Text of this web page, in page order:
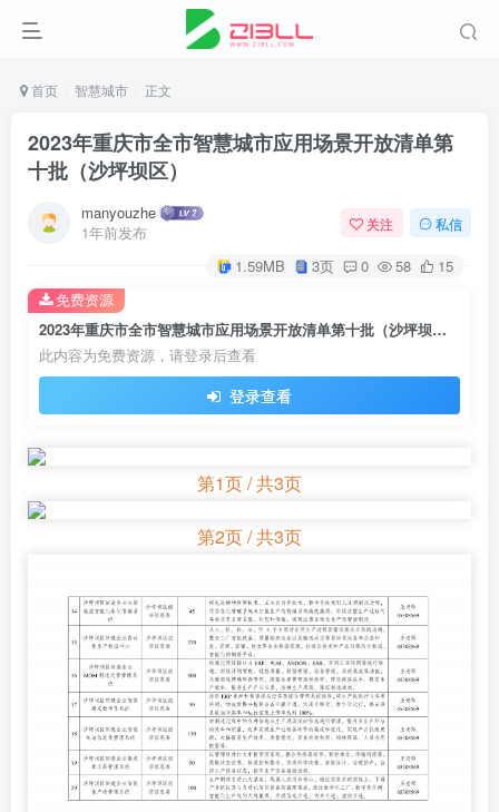
首页 智慧城市 正文
2023年重庆市全市智慧城市应用场景开放清单第
十批（沙坪坝区）
manyouzhe
1年前发布
关注 私信
1.59MB 3页 0 58 15
2023年重庆市全市智慧城市应用场景开放清单第十批（沙坪坝区）
此内容为免费资源，请登录后查看
登录查看
免费资源
第1页 / 共3页
第2页 / 共3页